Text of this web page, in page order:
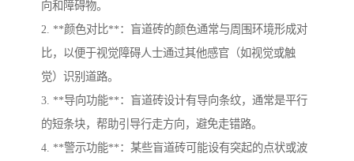
向和障碍物。
2. **颜色对比**：盲道砖的颜色通常与周围环境形成对
比，以便于视觉障碍人士通过其他感官（如视觉或触
觉）识别道路。
3. **导向功能**：盲道砖设计有导向条纹，通常是平行
的短条块，帮助引导行走方向，避免走错路。
4. **警示功能**：某些盲道砖可能设有突起的点状或波